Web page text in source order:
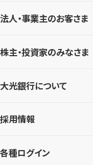
法人・事業主のお客さま
株主・投資家のみなさま
大光銀行について
採用情報
各種ログイン